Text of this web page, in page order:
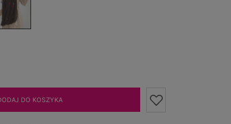
DO KOSZYKA